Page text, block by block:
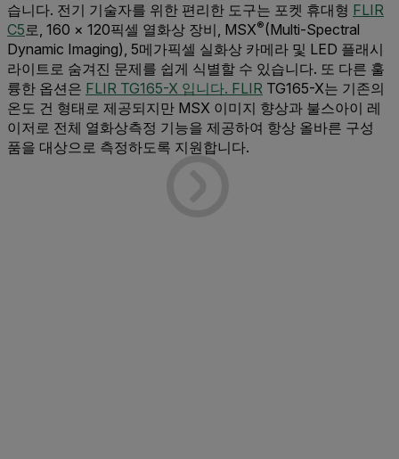
습니다. 전기 기술자를 위한 편리한 도구는 포켓 휴대형 FLIR
C5로, 160 × 120픽셀 열화상 장비, MSX®(Multi-Spectral
Dynamic Imaging), 5메가픽셀 실화상 카메라 및 LED 플래시
라이트로 숨겨진 문제를 쉽게 식별할 수 있습니다. 또 다른 훌
륭한 옵션은 FLIR TG165-X 입니다. FLIR TG165-X는 기존의
온도 건 형태로 제공되지만 MSX 이미지 향상과 불스아이 레
이저로 전체 열화상측정 기능을 제공하여 항상 올바른 구성
품을 대상으로 측정하도록 지원합니다.